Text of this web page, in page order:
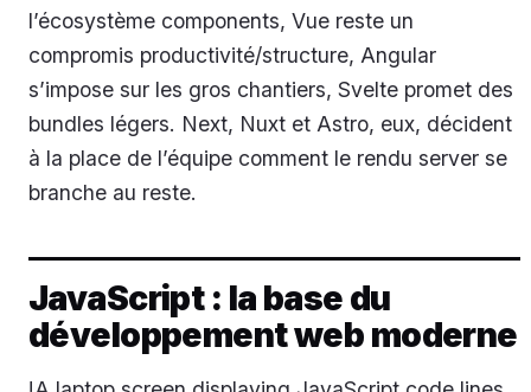
l’écosystème components, Vue reste un
compromis productivité/structure, Angular
s’impose sur les gros chantiers, Svelte promet des
bundles légers. Next, Nuxt et Astro, eux, décident
à la place de l’équipe comment le rendu server se
branche au reste.
JavaScript : la base du
développement web moderne